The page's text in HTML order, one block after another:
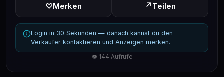
♡Merken ↗ Teilen
Login in 30 Sekunden — danach kannst du den
Verkäufer kontaktieren und Anzeigen merken.
👁 144 Aufrufe